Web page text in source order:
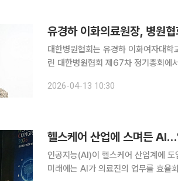
유경하 이화의료원장, 병원
대한병원협회는 유경하 이화여자대
린 대한병원협회 제67차 정기총회에
2026-04-13 10:30
헬스케어 산업에 스며든 AI…
인공지능(AI)이 헬스케어 산업계에 도
미래에는 AI가 의료진의 업무를 효율